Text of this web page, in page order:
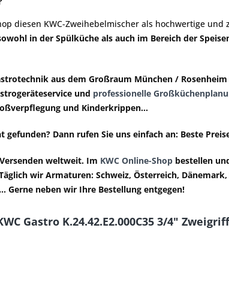
diesen KWC-Zweihebelmischer als hochwertige
in der Spülküche als auch im Bereich der
aus dem Großraum München /
und professionelle
und Kinderkrippen...
Dann rufen Sie uns einfach an: Beste
Versenden weltweit. Im KWC Online-Shop bestellen
wir Armaturen: Schweiz, Österreich,
Gerne neben wir Ihre Bestellung entgegen!
Gastro K.24.42.E2.000C35 3/4"